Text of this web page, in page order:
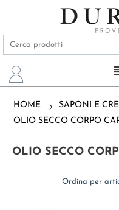
HOME SAPONI E
OLIO SECCO CORPO
OLIO SECCO
Ordina per